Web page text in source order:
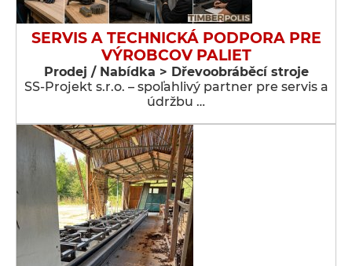
SERVIS A TECHNICKÁ PODPORA PRE
VÝROBCOV PALIET
Prodej / Nabídka > Dřevoobráběcí stroje
SS-Projekt s.r.o. – spoľahlivý partner pre servis a
údržbu …